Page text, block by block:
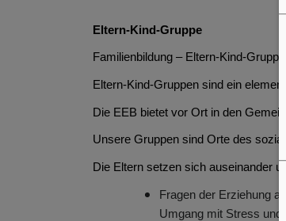
Eltern-Kind-Gruppe
Familienbildung – Eltern-Kind-
Eltern-Kind-Gruppen sind ein
Die EEB bietet vor Ort in den
Unsere Gruppen sind Orte des
Die Eltern setzen sich auseinander
Fragen der Erziehung
Umgang mit Stress und